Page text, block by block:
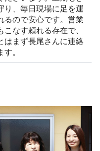
り、毎日現場に足を運
るので安心です。営業
こなす頼れる存在で、
はまず長尾さんに連絡
。